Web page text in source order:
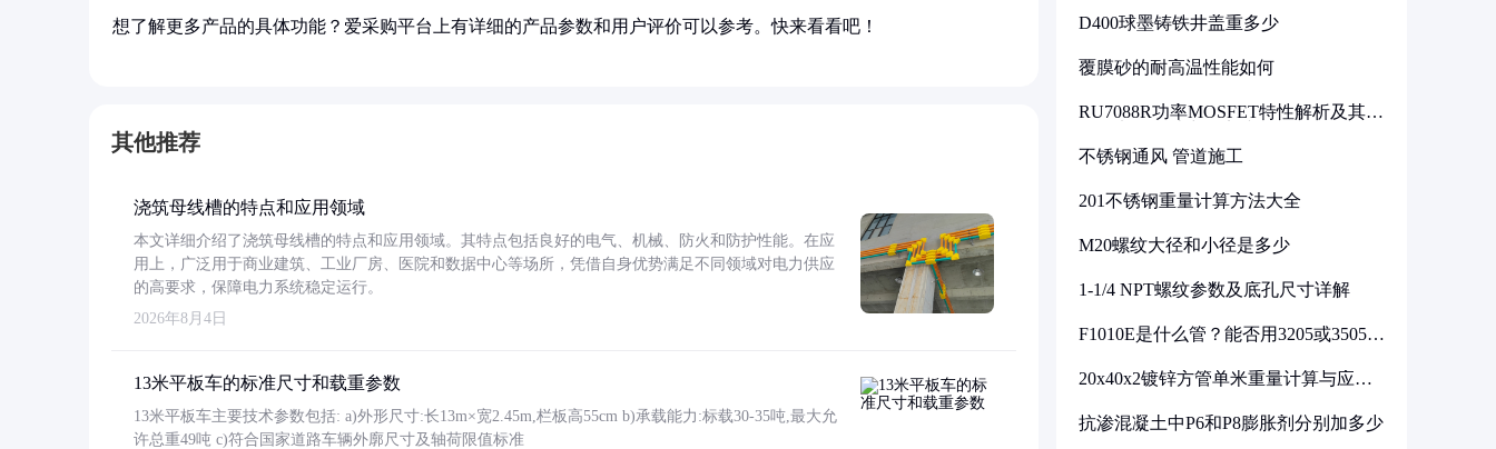
想了解更多产品的具体功能？爱采购平台上有详细的产品参数和用户评价可以参考。快来看看吧！
其他推荐
浇筑母线槽的特点和应用领域
本文详细介绍了浇筑母线槽的特点和应用领域。其特点包括良好的电气、机械、防火和防护性能。在应
用上，广泛用于商业建筑、工业厂房、医院和数据中心等场所，凭借自身优势满足不同领域对电力供应
的高要求，保障电力系统稳定运行。
2026年8月4日
13米平板车的标准尺寸和载重参数
13米平板车主要技术参数包括: a)外形尺寸:长13m×宽2.45m,栏板高55cm b)承载能力:标载30-35吨,最大允
许总重49吨 c)符合国家道路车辆外廓尺寸及轴荷限值标准
D400球墨铸铁井盖重多少
覆膜砂的耐高温性能如何
RU7088R功率MOSFET特性解析及其在
不锈钢通风 管道施工
201不锈钢重量计算方法大全
M20螺纹大径和小径是多少
1-1/4 NPT螺纹参数及底孔尺寸详解
F1010E是什么管？能否用3205或3505代
20x40x2镀锌方管单米重量计算与应用
抗渗混凝土中P6和P8膨胀剂分别加多少